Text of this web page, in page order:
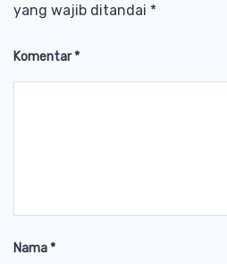
yang wajib ditandai *
Komentar*
Nama*